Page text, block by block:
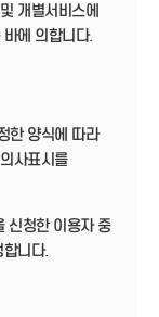
개별서비스에
에 의합니다.
한 양식에 따라
사표시를
신청한 이용자 중
니다.